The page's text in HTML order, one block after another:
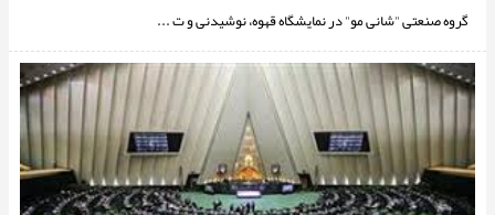
گروه صنعتی "شانی مو" در نمایشگاه قهوه، نوشیدنی و ت ...